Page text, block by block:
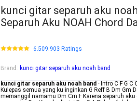
kunci gitar separuh aku
Separuh Aku NOAH Chord
6.509.903 Ratings
Brand : kunci gitar separuh aku noah band
kunci gitar separuh aku noah band - Intro C F G C
Kulepas semua yang ku inginkan G Reff B Dm Gm
memanggil namamu Dm Cm F Karena separuh aku